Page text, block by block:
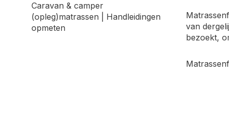
Caravan & camper
(opleg)matrassen | Handleidingen
opmeten
van
bezoekt,